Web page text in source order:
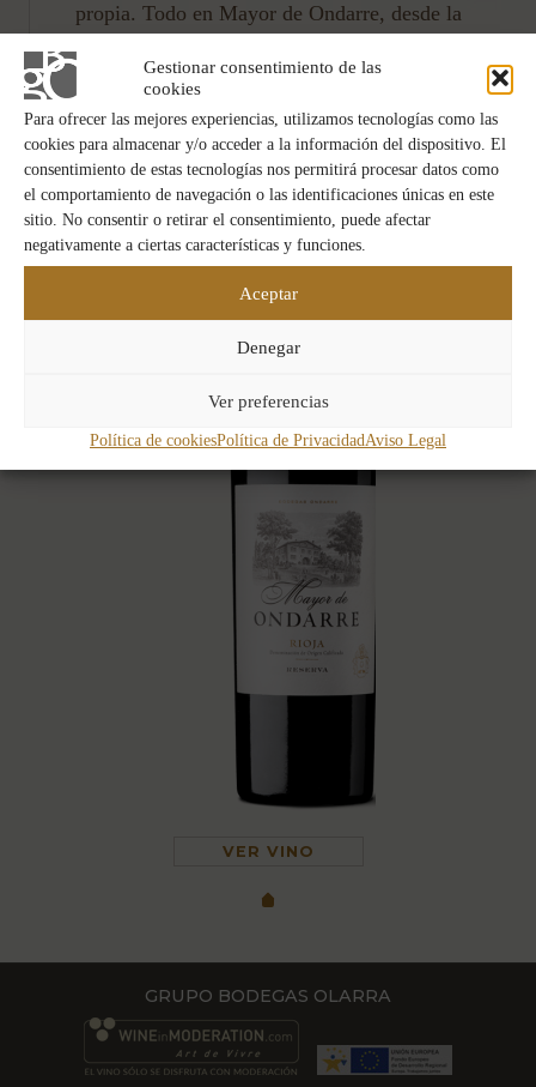
Gestionar consentimiento de las
cookies
Para ofrecer las mejores experiencias, utilizamos tecnologías como las
cookies para almacenar y/o acceder a la información del dispositivo. El
consentimiento de estas tecnologías nos permitirá procesar datos como
el comportamiento de navegación o las identificaciones únicas en este
sitio. No consentir o retirar el consentimiento, puede afectar
negativamente a ciertas características y funciones.
Aceptar
Denegar
Ver preferencias
Política de cookiesPolítica de PrivacidadAviso Legal
propia. Todo en Mayor de Ondarre, desde la
alcanzada en la botella, está pensado para lograr
un vino largo y potente. De gran conservación.
VER VINO
GRUPO BODEGAS OLARRA